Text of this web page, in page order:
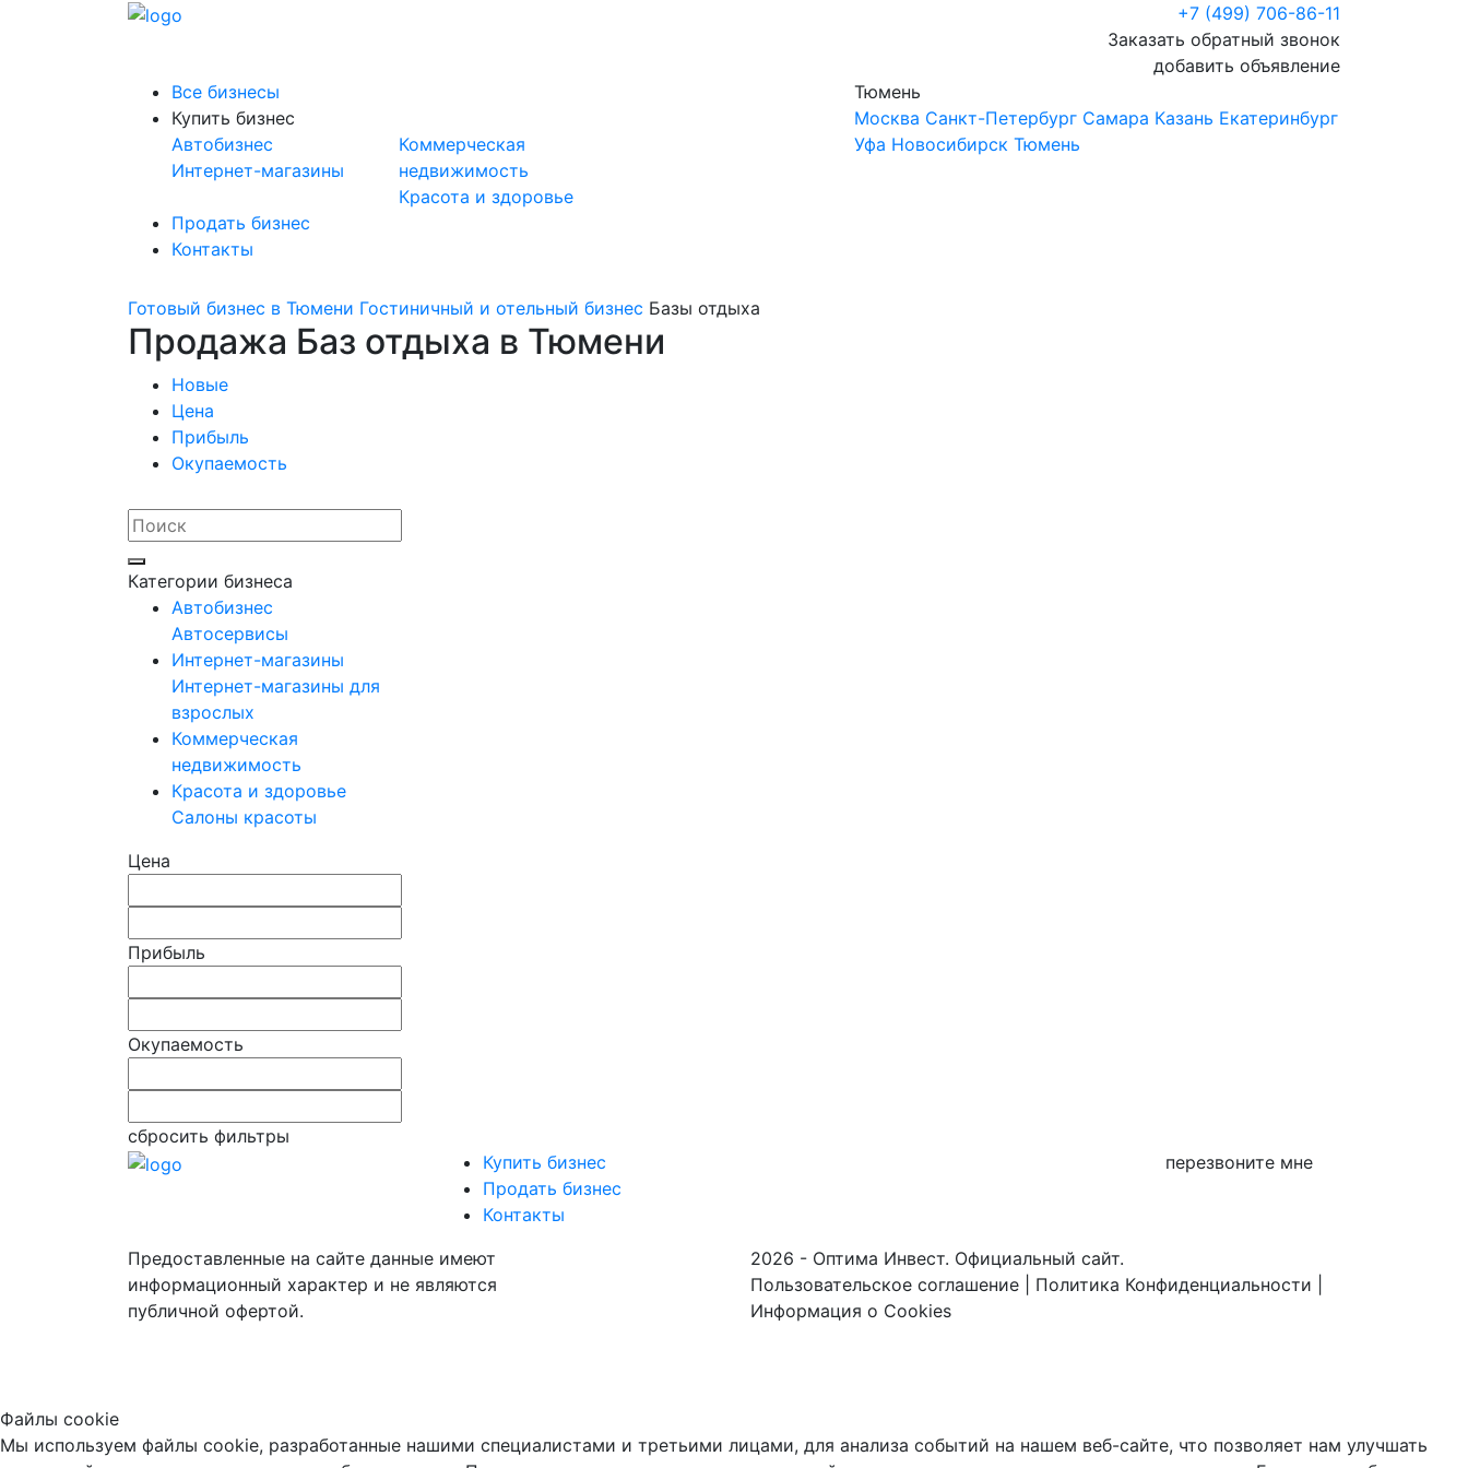
+7 (499) 706-86-11
Заказать обратный звонок
добавить объявление
Все бизнесы
Купить бизнес
Автобизнес
Интернет-магазины
Коммерческая
недвижимость
Красота и здоровье
Продать бизнес
Контакты
Тюмень
Москва Санкт-Петербург Самара Казань Екатеринбург
Уфа Новосибирск Тюмень
Готовый бизнес в Тюмени Гостиничный и отельный бизнес Базы отдыха
Продажа Баз отдыха в Тюмени
Новые
Цена
Прибыль
Окупаемость
Категории бизнеса
Автобизнес
Автосервисы
Интернет-магазины
Интернет-магазины для
взрослых
Коммерческая
недвижимость
Красота и здоровье
Салоны красоты
Цена
Прибыль
Окупаемость
сбросить фильтры
Купить бизнес
Продать бизнес
Контакты
перезвоните мне
Предоставленные на сайте данные имеют
информационный характер и не являются
публичной офертой.
2026 - Оптима Инвест. Официальный сайт.
Пользовательское соглашение
Политика Конфиденциальности
Информация о Cookies
Файлы cookie
Мы используем файлы cookie, разработанные нашими специалистами и третьими лицами, для анализа событий на нашем веб-сайте, что позволяет нам улучшать